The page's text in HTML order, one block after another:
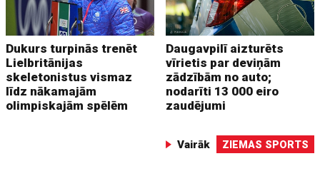
Dukurs turpinās trenēt
Lielbritānijas
skeletonistus vismaz
līdz nākamajām
olimpiskajām spēlēm
Daugavpilī aizturēts
vīrietis par deviņām
zādzībām no auto;
nodarīti 13 000 eiro
zaudējumi
Vairāk ZIEMAS SPORTS